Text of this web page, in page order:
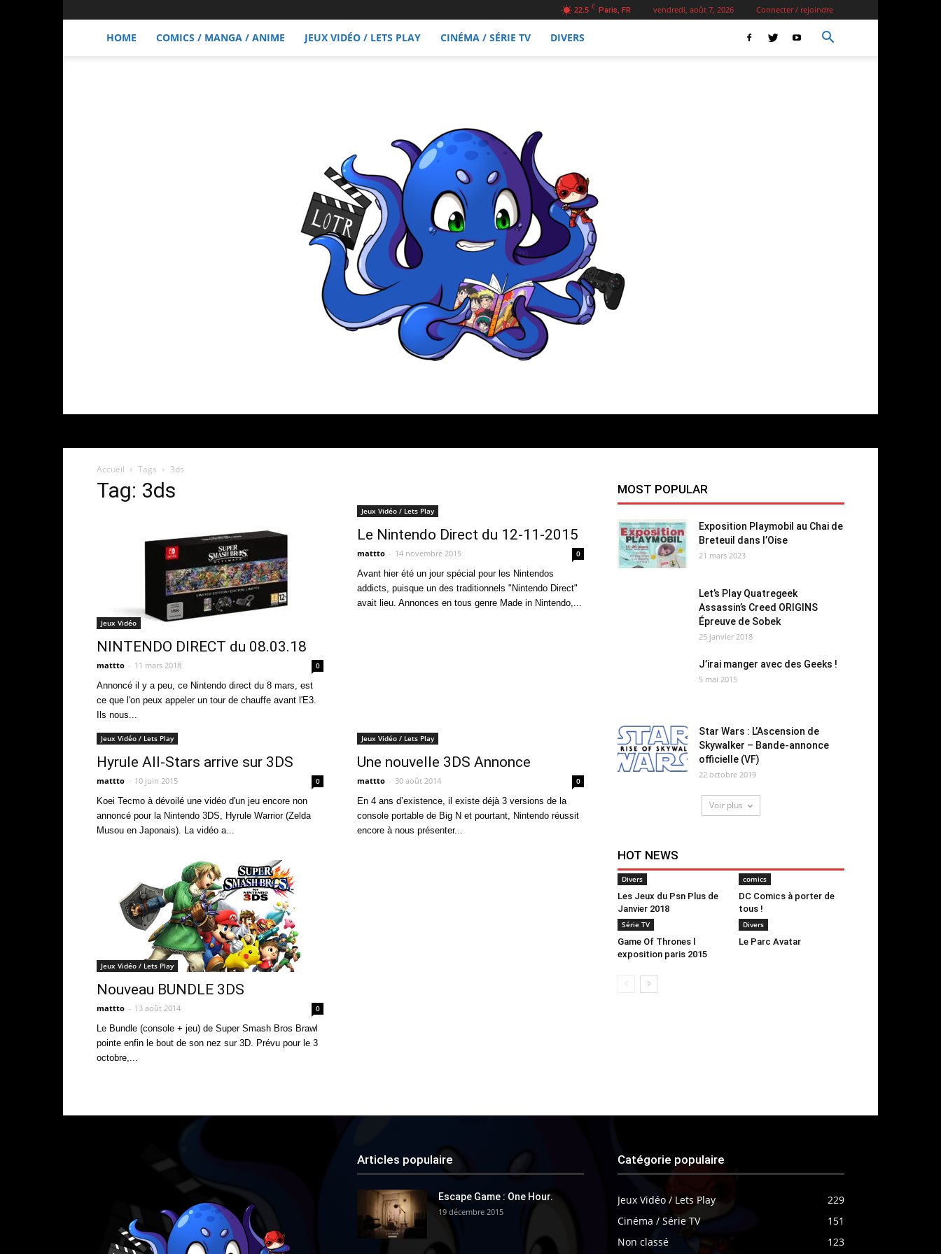
22.5 C Paris, FR vendredi, août 7, 2026 Connecter / rejoindre
HOME COMICS / MANGA / ANIME JEUX VIDÉO / LETS PLAY CINÉMA / SÉRIE TV DIVERS
Accueil Tags 3ds
Tag: 3ds
Jeux Vidéo
NINTENDO DIRECT du 08.03.18
mattto - 11 mars 2018 0
Annoncé il y a peu, ce Nintendo direct du 8 mars, est
ce que l'on peux appeler un tour de chauffe avant l'E3.
Ils nous...
Jeux Vidéo / Lets Play
Le Nintendo Direct du 12-11-2015
mattto - 14 novembre 2015 0
Avant hier été un jour spécial pour les Nintendos
addicts, puisque un des traditionnels "Nintendo Direct"
avait lieu. Annonces en tous genre Made in Nintendo,...
Jeux Vidéo / Lets Play
Hyrule All-Stars arrive sur 3DS
mattto - 10 juin 2015 0
Koei Tecmo à dévoilé une vidéo d'un jeu encore non
annoncé pour la Nintendo 3DS, Hyrule Warrior (Zelda
Musou en Japonais). La vidéo a...
Jeux Vidéo / Lets Play
Une nouvelle 3DS Annonce
mattto - 30 août 2014 0
En 4 ans d’existence, il existe déjà 3 versions de la
console portable de Big N et pourtant, Nintendo réussit
encore à nous présenter...
Jeux Vidéo / Lets Play
Nouveau BUNDLE 3DS
mattto - 13 août 2014 0
Le Bundle (console + jeu) de Super Smash Bros Brawl
pointe enfin le bout de son nez sur 3D. Prévu pour le 3
octobre,...
MOST POPULAR
Exposition Playmobil au Chai de
Breteuil dans l’Oise
21 mars 2023
Let’s Play Quatregeek
Assassin’s Creed ORIGINS
Épreuve de Sobek
25 janvier 2018
J’irai manger avec des Geeks !
5 mai 2015
Star Wars : L’Ascension de
Skywalker – Bande-annonce
officielle (VF)
22 octobre 2019
Voir plus
HOT NEWS
Divers
Les Jeux du Psn Plus de
Janvier 2018
comics
DC Comics à porter de
tous !
Série TV
Game Of Thrones l
exposition paris 2015
Divers
Le Parc Avatar
Articles populaire
Escape Game : One Hour.
19 décembre 2015
Catégorie populaire
Jeux Vidéo / Lets Play
229
Cinéma / Série TV
151
Non classé
123